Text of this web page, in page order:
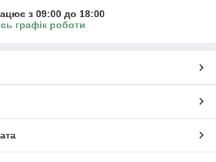
з 09:00 до 18:00
графік роботи